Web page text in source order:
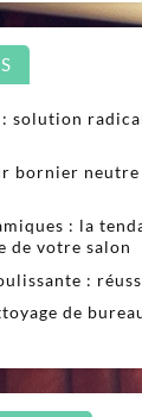
solution
bornier neutre
: la
de votre salon
:
de